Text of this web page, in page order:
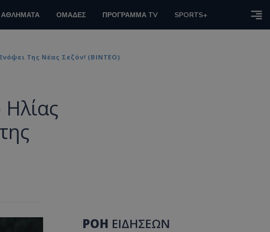
ΟΜΑΔΕΣ ΠΡΟΓΡΑΜΜΑ TV SPORTS+
Της Νέας Σεζόν! (ΒΙΝΤΕΟ)
ΡΟΗ ΕΙΔΗΣΕΩΝ